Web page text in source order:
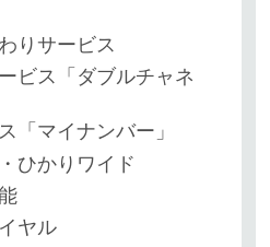
りサービス
ビス「ダブルチャネ
「マイナンバー」
ひかりワイド
ヤル